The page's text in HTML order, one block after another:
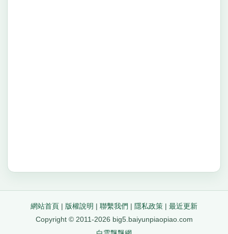
網站首頁 | 版權說明 | 聯繫我們 | 隱私政策 | 最近更新
Copyright © 2011-2026 big5.baiyunpiaopiao.com